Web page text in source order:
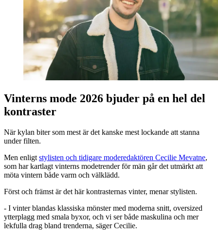
Vinterns mode 2026 bjuder på en hel del
kontraster
När kylan biter som mest är det kanske mest lockande att stanna
under filten.
Men enligt stylisten och tidigare moderedaktören Cecilie Mevatne,
som har kartlagt vinterns modetrender för män går det utmärkt att
möta vintern både varm och välklädd.
Först och främst är det här kontrasternas vinter, menar stylisten.
- I vinter blandas klassiska mönster med moderna snitt, oversized
ytterplagg med smala byxor, och vi ser både maskulina och mer
lekfulla drag bland trenderna, säger Cecilie.